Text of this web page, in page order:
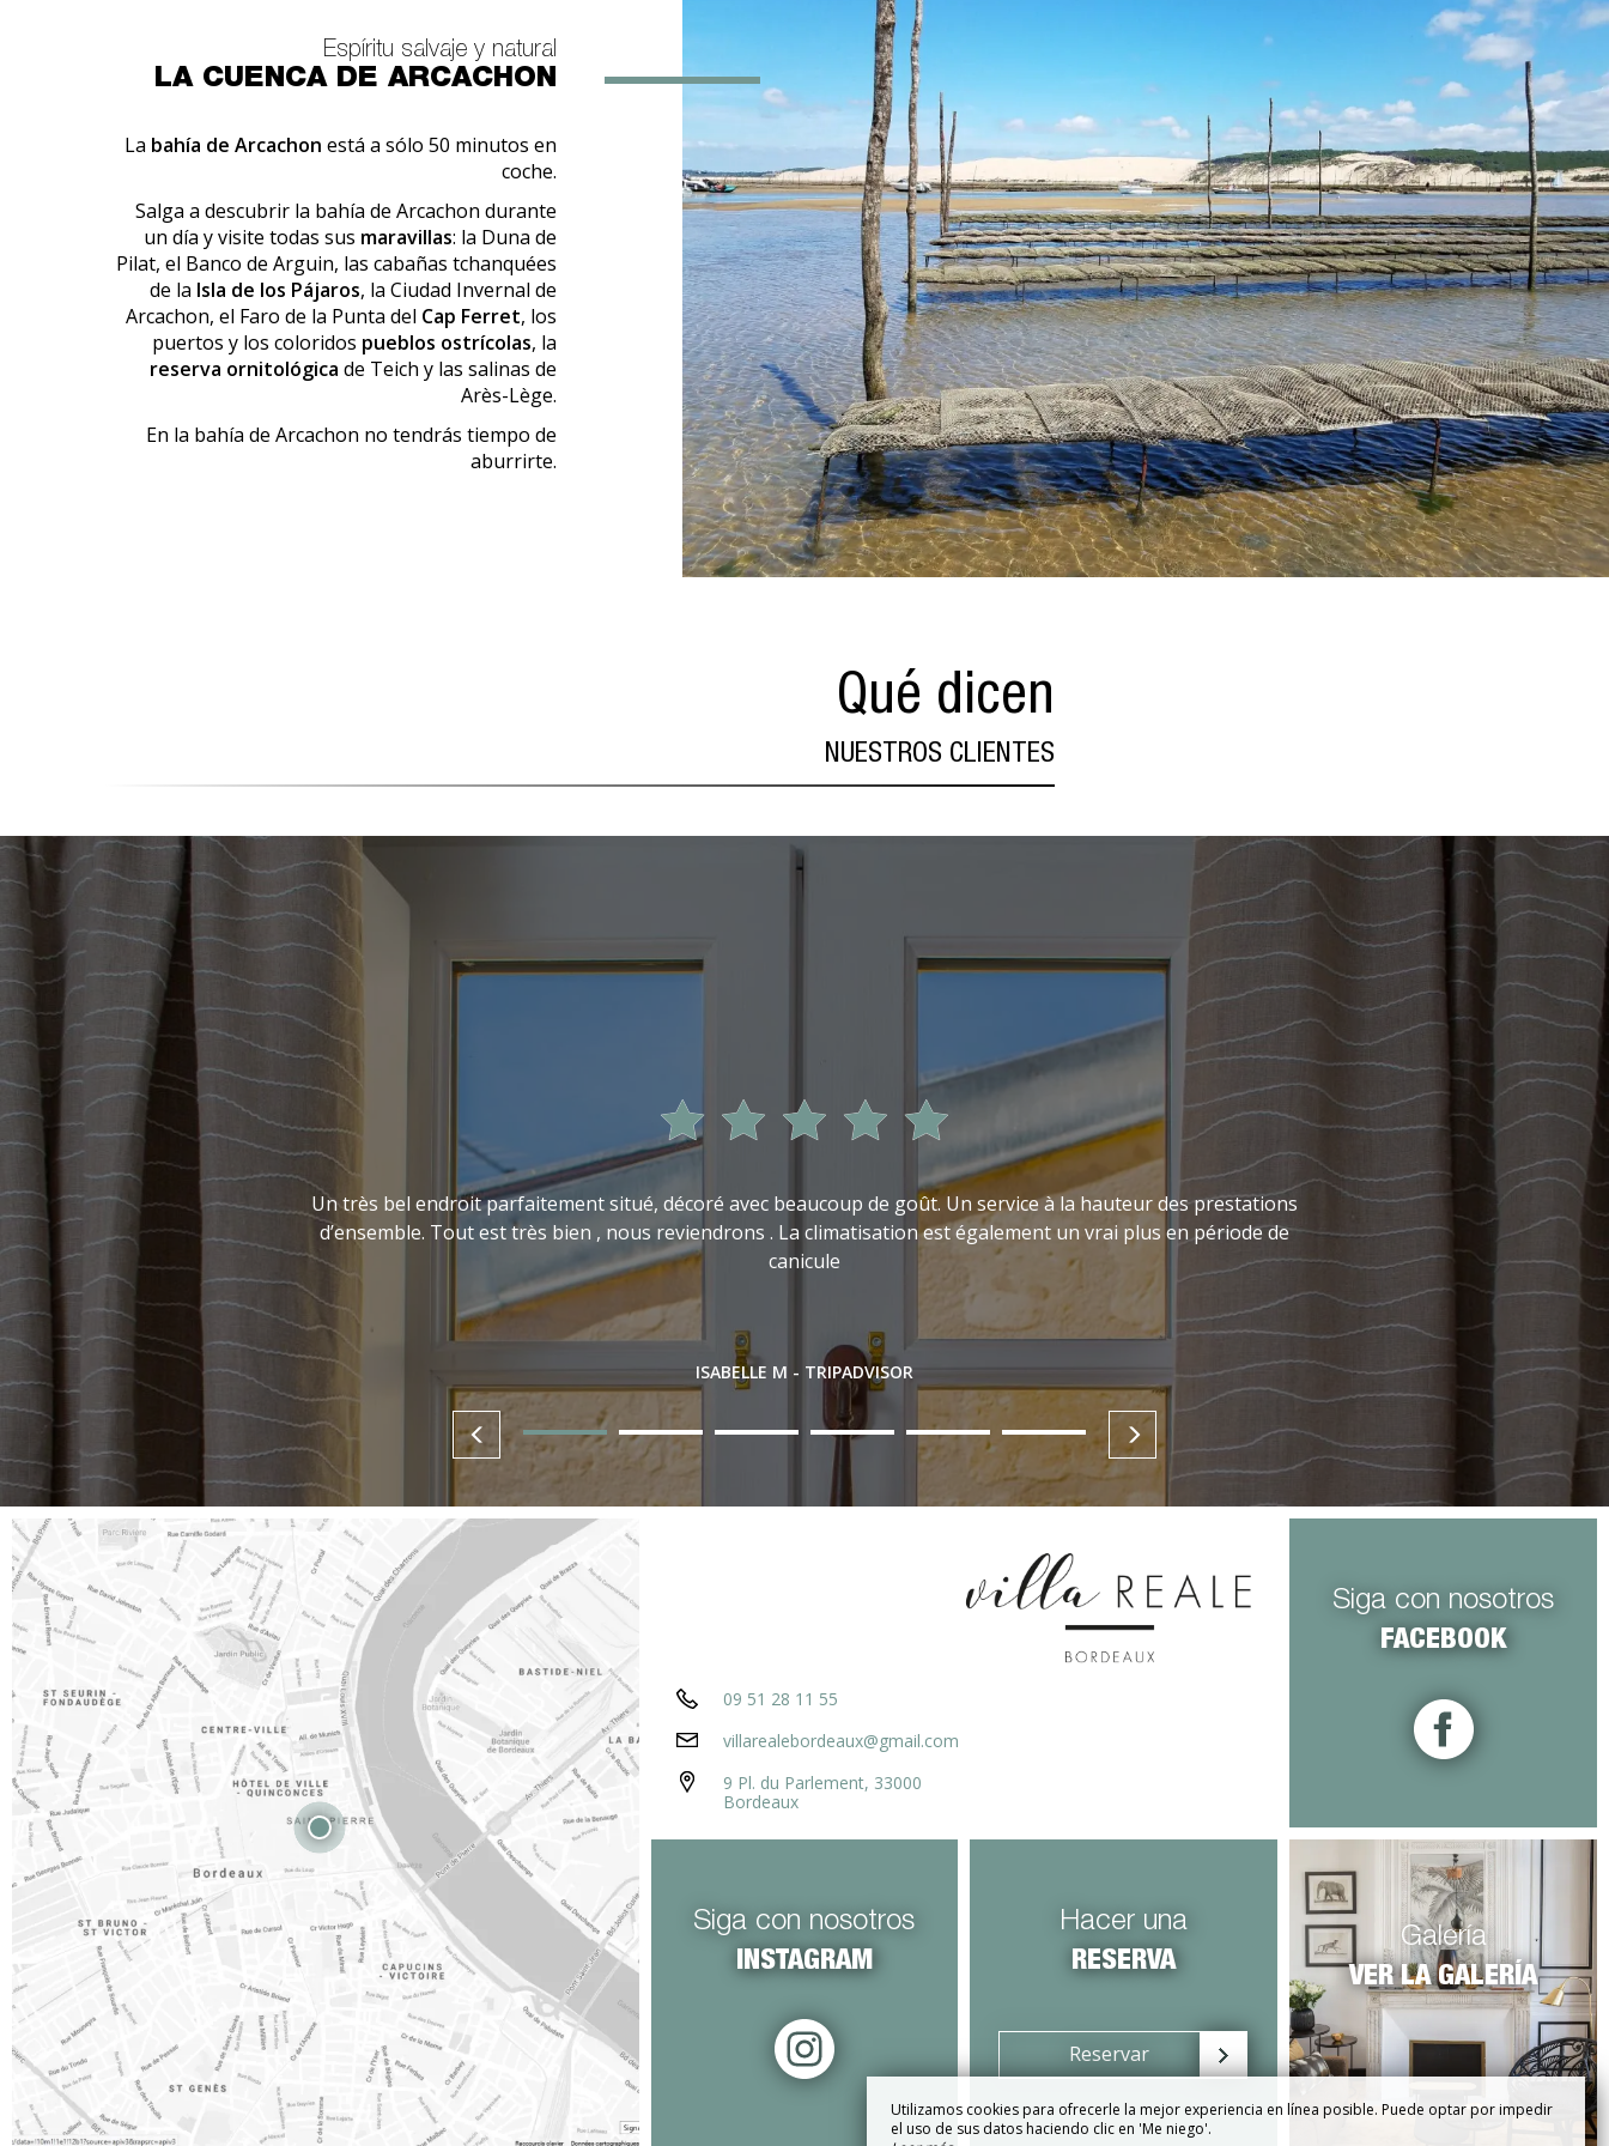
Espíritu salvaje y natural
LA CUENCA DE ARCACHON
La bahía de Arcachon está a sólo 50 minutos en
coche.
Salga a descubrir la bahía de Arcachon durante
un día y visite todas sus maravillas: la Duna de
Pilat, el Banco de Arguin, las cabañas tchanquées
de la Isla de los Pájaros, la Ciudad Invernal de
Arcachon, el Faro de la Punta del Cap Ferret, los
puertos y los coloridos pueblos ostrícolas, la
reserva ornitológica de Teich y las salinas de
Arès-Lège.
En la bahía de Arcachon no tendrás tiempo de
aburrirte.
Qué dicen
NUESTROS CLIENTES
Un très bel endroit parfaitement situé, décoré avec beaucoup de goût. Un service à la hauteur des prestations
d’ensemble. Tout est très bien , nous reviendrons . La climatisation est également un vrai plus en période de
canicule
ISABELLE M - TRIPADVISOR
09 51 28 11 55
villarealebordeaux@gmail.com
9 Pl. du Parlement, 33000
Bordeaux
Siga con nosotros
FACEBOOK
Siga con nosotros
INSTAGRAM
Hacer una
RESERVA
Reservar
Galería
VER LA GALERÍA
Utilizamos cookies para ofrecerle la mejor experiencia en línea posible. Puede optar por impedir
el uso de sus datos haciendo clic en 'Me niego'.